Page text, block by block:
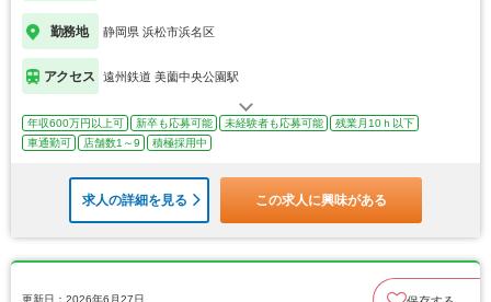
勤務地 静岡県 浜松市浜名区
アクセス 遠州鉄道 美薗中央公園駅
年収600万円以上可 新卒も応募可能 未経験者も応募可能
残業月10ｈ以下
車通勤可
店舗数1～9 積極採用中
求人の詳細を見る この求人に興味がある
更新日：2026年6月27日